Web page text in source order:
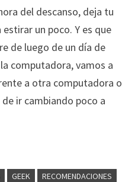
del descanso, deja tu
un poco. Y es que
de luego de un día de
computadora, vamos a
a otra computadora o
ir cambiando poco a
GEEK
RECOMENDACIONES